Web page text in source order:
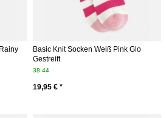
Basic Knit Socken Weiß Pink Glo
Gestreift
38 44
19,95 € *